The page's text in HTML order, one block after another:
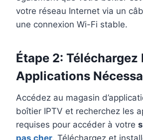
votre réseau Internet via un
une connexion Wi-Fi stable.
Étape 2: Téléchargez
Applications
Accédez au magasin
boîtier IPTV et recherchez les
requises pour accéder à votre
pas cher. Téléchargez et